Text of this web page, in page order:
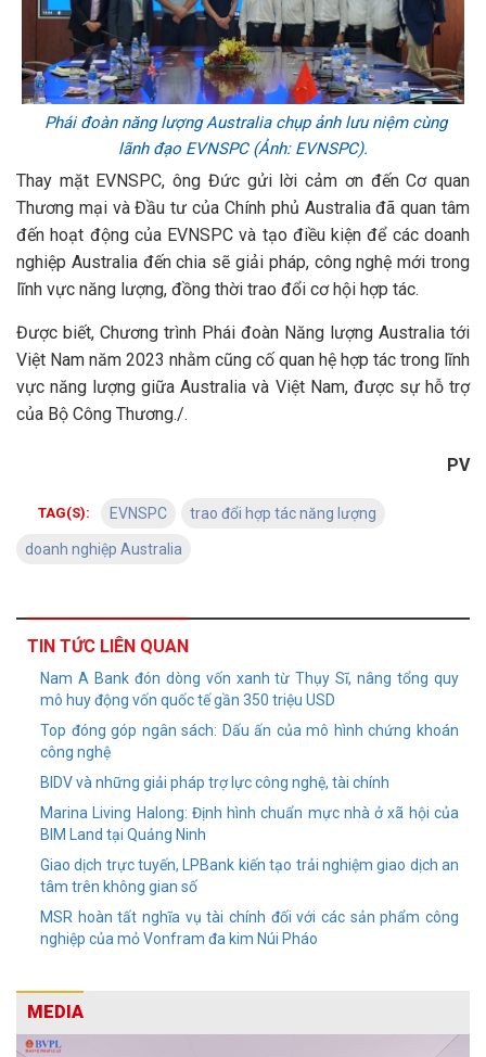
Phái đoàn năng lượng Australia chụp ảnh lưu niệm cùng
lãnh đạo EVNSPC (Ảnh: EVNSPC).
Thay mặt EVNSPC, ông Đức gửi lời cảm ơn đến Cơ quan
Thương mại và Đầu tư của Chính phủ Australia đã quan tâm
đến hoạt động của EVNSPC và tạo điều kiện để các doanh
nghiệp Australia đến chia sẽ giải pháp, công nghệ mới trong
lĩnh vực năng lượng, đồng thời trao đổi cơ hội hợp tác.
Được biết, Chương trình Phái đoàn Năng lượng Australia tới
Việt Nam năm 2023 nhằm cũng cố quan hệ hợp tác trong lĩnh
vực năng lượng giữa Australia và Việt Nam, được sự hỗ trợ
của Bộ Công Thương./.
PV
TAG(S): EVNSPC trao đổi hợp tác năng lượng
doanh nghiệp Australia
TIN TỨC LIÊN QUAN
Nam A Bank đón dòng vốn xanh từ Thụy Sĩ, nâng tổng quy
mô huy động vốn quốc tế gần 350 triệu USD
Top đóng góp ngân sách: Dấu ấn của mô hình chứng khoán
công nghệ
BIDV và những giải pháp trợ lực công nghệ, tài chính
Marina Living Halong: Định hình chuẩn mực nhà ở xã hội của
BIM Land tại Quảng Ninh
Giao dịch trực tuyến, LPBank kiến tạo trải nghiệm giao dịch an
tâm trên không gian số
MSR hoàn tất nghĩa vụ tài chính đối với các sản phẩm công
nghiệp của mỏ Vonfram đa kim Núi Pháo
MEDIA